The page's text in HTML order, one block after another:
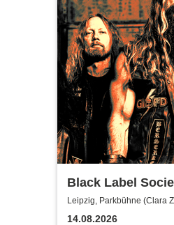
Black Label
Leipzig, Parkbühne (Clara
14.08.2026